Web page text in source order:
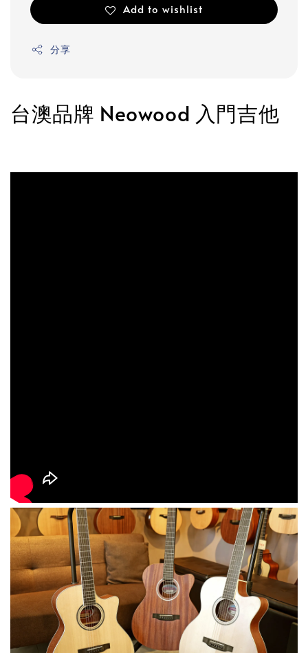
Add to wishlist
分享
台澳品牌 Neowood 入門吉他